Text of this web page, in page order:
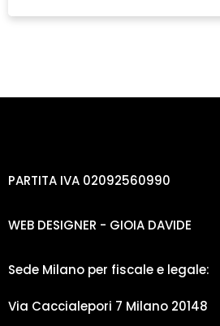
PARTITA IVA 02092560990
WEB DESIGNER - GIOIA DAVIDE
Sede Milano per fiscale e legale:
Via Caccialepori 7 Milano 20148